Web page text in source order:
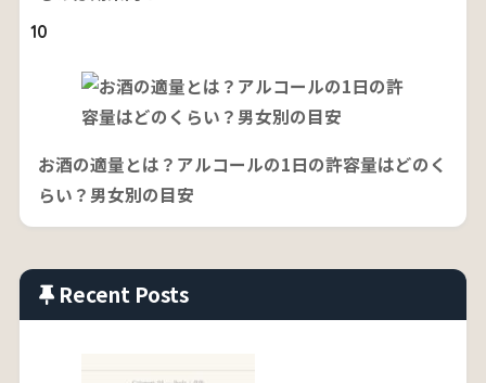
10
お酒の適量とは？アルコールの1日の許容量はどのく
らい？男女別の目安
Recent Posts